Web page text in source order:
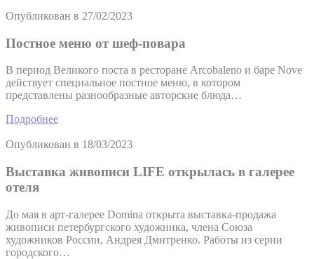
Опубликован в 27/02/2023
Постное меню от шеф-повара
В период Великого поста в ресторане Arcobaleno и баре Nove
действует специальное постное меню, в котором
представлены разнообразные авторские блюда…
Подробнее
Опубликован в 18/03/2023
Выставка живописи LIFE открылась в галерее
отеля
До мая в арт-галерее Domina открыта выставка-продажа
живописи петербургского художника, члена Союза
художников России, Андрея Дмитренко. Работы из серии
городского…